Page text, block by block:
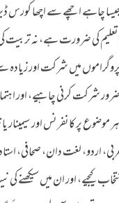
چاہے اچھے سے اچھا کورس
کی ضرورت ہے، نہ تربیت
میں شرکت اور زیادہ
شرکت کرنی چاہیے، اور
پر کانفرنس اور سیمینار یا
اردو، لغت دان، صحافی،
کیجیے، اور ان میں سیکھنے